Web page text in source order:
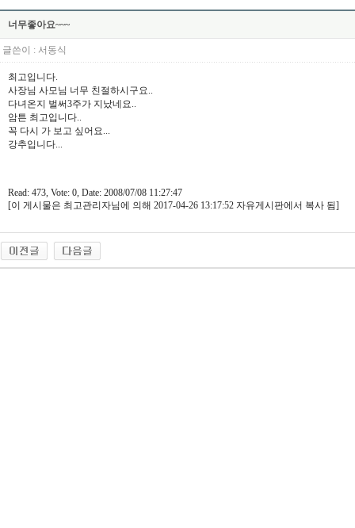
너무좋아요~~~
글쓴이 : 서동식
최고입니다.
사장님 사모님 너무 친절하시구요..
다녀온지 벌써3주가 지났네요..
암튼 최고입니다..
꼭 다시 가 보고 싶어요...
강추입니다...
Read: 473, Vote: 0, Date: 2008/07/08 11:27:47
[이 게시물은 최고관리자님에 의해 2017-04-26 13:17:52 자유게시판에서 복사 됨]